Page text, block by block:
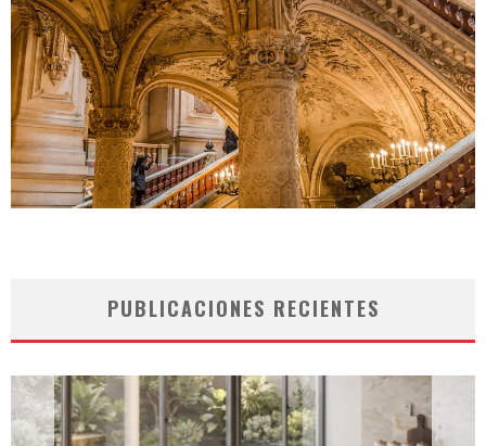
El Despertar de la Calidez: Acabados Dorados de FV para Elevar tu Espacio
PUBLICACIONES RECIENTES